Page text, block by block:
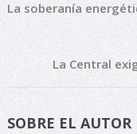
La soberanía
La Central
SOBRE EL AUTOR